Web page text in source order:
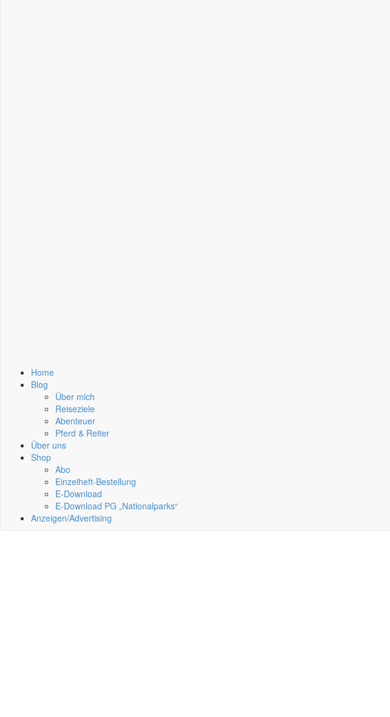
Home
Blog
Über mich
Reiseziele
Abenteuer
Pferd & Reiter
Über uns
Shop
Abo
Einzelheft-Bestellung
E-Download
E-Download PG „Nationalparks“
Anzeigen/Advertising